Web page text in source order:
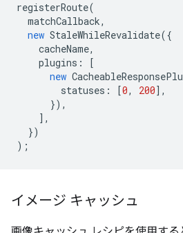
registerRoute(
matchCallback,
new StaleWhileRevalidate({
cacheName,
plugins :
[
new
statuses : [0, 200],
}),
],
})
);
イメージ キャッシュ